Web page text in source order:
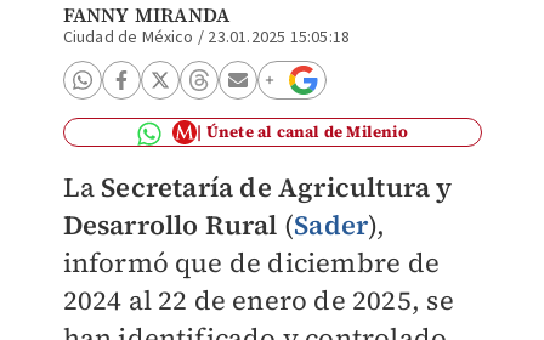
FANNY MIRANDA
Ciudad de México / 23.01.2025 15:05:18
Únete al canal de Milenio
La Secretaría de Agricultura y
Desarrollo Rural (Sader),
informó que de diciembre de
2024 al 22 de enero de 2025, se